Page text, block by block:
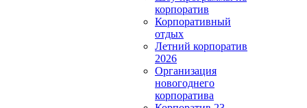
корпоратив
Корпоративный
отдых
Летний корпоратив
2026
Организация
новогоднего
корпоратива